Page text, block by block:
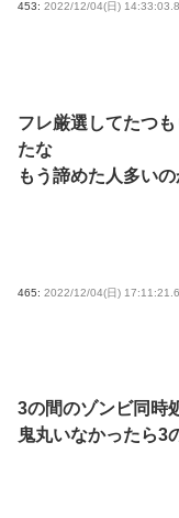
453: 2022/12/04(日)
フレ厳選してたつ
たな
もう諦めた人多い
465: 2022/12/04(日)
3の間のゾンビ同時
鬼丸いなかったら3